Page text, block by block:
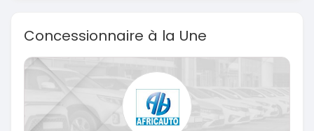
Concessionnaire à la Une